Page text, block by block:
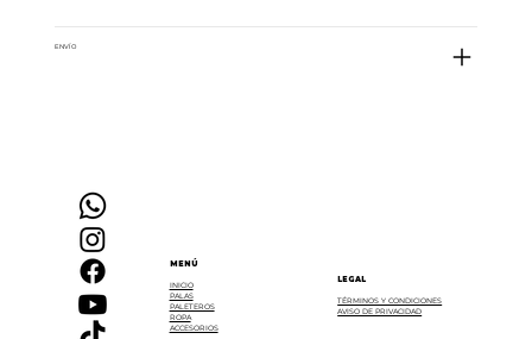
ENVÍO
MENÚ
INICIO
PALAS
PALETEROS
ROPA
ACCESORIOS
LEGAL
TÉRMINOS Y CONDICIONES
AVISO DE PRIVACIDAD